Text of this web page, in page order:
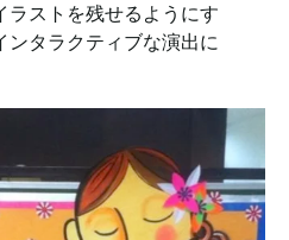
ラストを残せるようにす
ンタラクティブな演出に